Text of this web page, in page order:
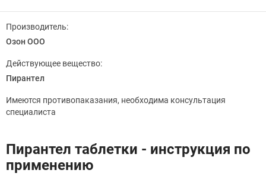
Производитель:
Озон ООО
Действующее вещество:
Пирантел
Имеются противопаказания, необходима консультация
специалиста
Пирантел таблетки - инструкция по
применению